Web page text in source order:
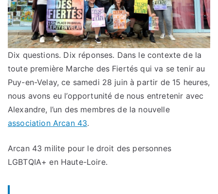
Dix questions. Dix réponses. Dans le contexte de la
toute première Marche des Fiertés qui va se tenir au
Puy-en-Velay, ce samedi 28 juin à partir de 15 heures,
nous avons eu l’opportunité de nous entretenir avec
Alexandre, l’un des membres de la nouvelle
association Arcan 43.
Arcan 43 milite pour le droit des personnes
LGBTQIA+ en Haute-Loire.